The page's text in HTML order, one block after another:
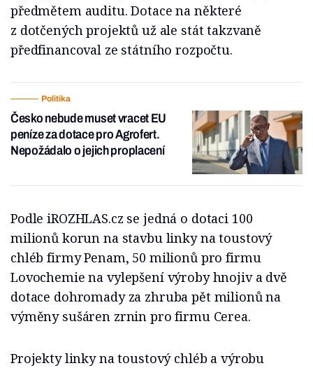
předmětem auditu. Dotace na některé
z dotčených projektů už ale stát takzvaně
předfinancoval ze státního rozpočtu.
Politika
Česko nebude muset vracet EU
peníze za dotace pro Agrofert.
Nepožádalo o jejich proplacení
Podle iROZHLAS.cz se jedná o dotaci 100
milionů korun na stavbu linky na toustový
chléb firmy Penam, 50 milionů pro firmu
Lovochemie na vylepšení výroby hnojiv a dvě
dotace dohromady za zhruba pět milionů na
výměny sušáren zrnin pro firmu Cerea.
Projekty linky na toustový chléb a výrobu